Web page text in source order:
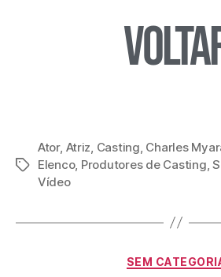
Ator, Atriz Casting Charles
Elenco, Produtores de Casting ,
Vídeo
SEM